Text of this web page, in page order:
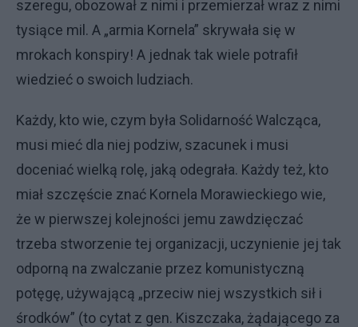
szeregu, obozował z nimi i przemierzał wraz z nimi
tysiące mil. A „armia Kornela” skrywała się w
mrokach konspiry! A jednak tak wiele potrafił
wiedzieć o swoich ludziach.
Każdy, kto wie, czym była Solidarność Walcząca,
musi mieć dla niej podziw, szacunek i musi
doceniać wielką rolę, jaką odegrała. Każdy też, kto
miał szczęście znać Kornela Morawieckiego wie,
że w pierwszej kolejności jemu zawdzięczać
trzeba stworzenie tej organizacji, uczynienie jej tak
odporną na zwalczanie przez komunistyczną
potęgę, używającą „przeciw niej wszystkich sił i
środków” (to cytat z gen. Kiszczaka, żądającego za